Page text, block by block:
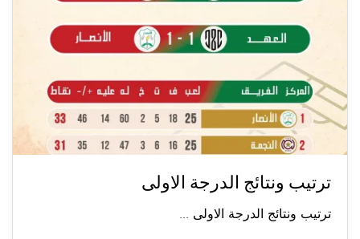
ترتيب ونتائج الدرجة الاولى
ترتيب ونتائج الدرجة الاولى ...